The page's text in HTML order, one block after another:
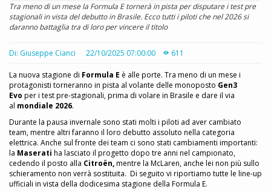
Tra meno di un mese la Formula E tornerà in pista per disputare i test pre
stagionali in vista del debutto in Brasile. Ecco tutti i piloti che nel 2026 si
daranno battaglia tra di loro per vincere il titolo
Di: Giuseppe Cianci 22/10/2025 07:00:00 611
La nuova stagione di Formula E è alle porte. Tra meno di un mese i
protagonisti torneranno in pista al volante delle monoposto Gen3
Evo per i test pre-stagionali, prima di volare in Brasile e dare il via
al mondiale 2026.
Durante la pausa invernale sono stati molti i piloti ad aver cambiato
team, mentre altri faranno il loro debutto assoluto nella categoria
elettrica. Anche sul fronte dei team ci sono stati cambiamenti importanti:
la Maserati ha lasciato il progetto dopo tre anni nel campionato,
cedendo il posto alla Citroën,mentre la McLaren, anche lei non più sullo
schieramento non verrà sostituita. Di seguito vi riportiamo tutte le line-up
ufficiali in vista della dodicesima stagione della Formula E.